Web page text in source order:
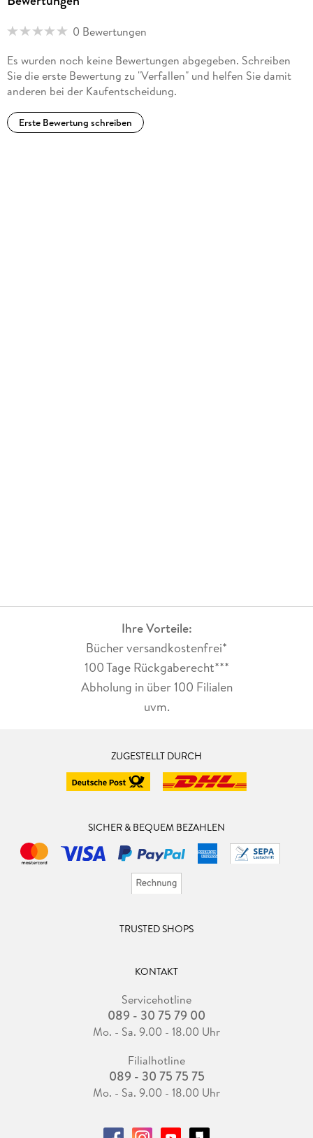
0 Bewertungen
Es wurden noch keine Bewertungen abgegeben. Schreiben
Sie die erste Bewertung zu "Verfallen" und helfen Sie damit
anderen bei der Kaufentscheidung.
Erste Bewertung schreiben
Ihre Vorteile:
Bücher versandkostenfrei*
100 Tage Rückgaberecht***
Abholung in über 100 Filialen
uvm.
ZUGESTELLT DURCH
SICHER & BEQUEM BEZAHLEN
TRUSTED SHOPS
KONTAKT
Servicehotline
089 - 30 75 79 00
Mo. - Sa. 9.00 - 18.00 Uhr
Filialhotline
089 - 30 75 75 75
Mo. - Sa. 9.00 - 18.00 Uhr